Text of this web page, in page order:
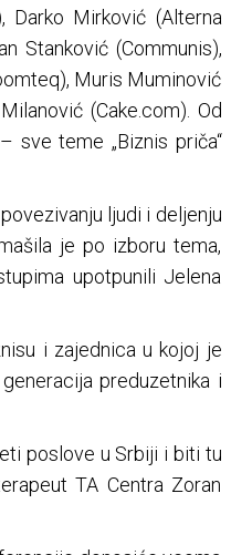
Darko Mirković (Alterna
Stanković (Communis),
Muris Muminović
(Cake.com). Od
sve teme „Biznis priča“
ljudi i deljenju
je po izboru tema,
upotpunili Jelena
i zajednica u kojoj je
preduzetnika i
poslove u Srbiji i biti tu
TA Centra Zoran